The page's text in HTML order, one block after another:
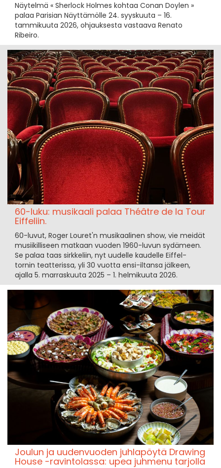
Näytelmä « Sherlock Holmes kohtaa Conan Doylen »
palaa Parisian Näyttämölle 24. syyskuuta – 16.
tammikuuta 2026, ohjauksesta vastaava Renato
Ribeiro.
60-luku: musikaali palaa Théâtre de la Tour
Eiffeliin.
60-luvut, Roger Louret'n musikaalinen show, vie meidät
musiikilliseen matkaan vuoden 1960-luvun sydämeen.
Se palaa taas sirkkeliin, nyt uudelle kaudelle Eiffel-
tornin teatterissa, yli 30 vuotta ensi-iltansa jälkeen,
ajalla 5. marraskuuta 2025 – 1. helmikuuta 2026.
Joulun ja uudenvuoden juhlapöytä Drawing
House -ravintolassa: upea juhmenu tarjolla